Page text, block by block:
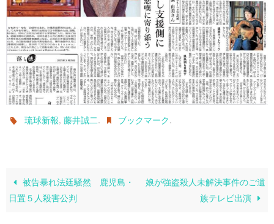
琉球新報,藤井誠二. ブックマーク .
被告暴れ法廷騒然 鹿児島・
日置５人殺害公判
娘が強盗殺人未解決事件のご遺
族テレビ出演